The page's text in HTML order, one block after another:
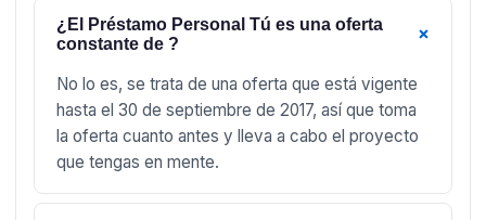
¿El Préstamo Personal Tú es una oferta
constante de ?
+
No lo es, se trata de una oferta que está vigente
hasta el 30 de septiembre de 2017, así que toma
la oferta cuanto antes y lleva a cabo el proyecto
que tengas en mente.